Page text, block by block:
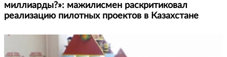
миллиарды?»: мажилисмен раскритиковал
реализацию пилотных проектов в Казахстане